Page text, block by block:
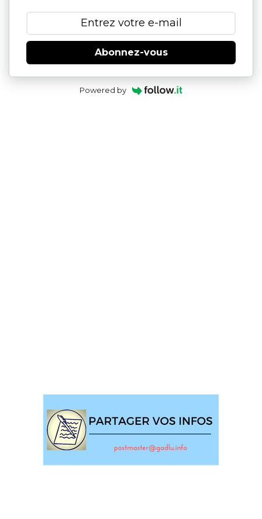
Abonnez-vous
Powered by